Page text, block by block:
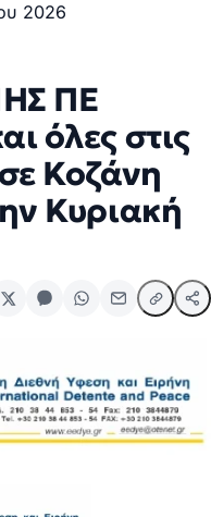
2026
ΠΕ
όλες στις
Κοζάνη
Κυριακή